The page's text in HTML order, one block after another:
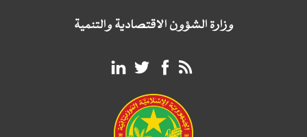
وزارة الشؤون الاقتصادية والتنمية